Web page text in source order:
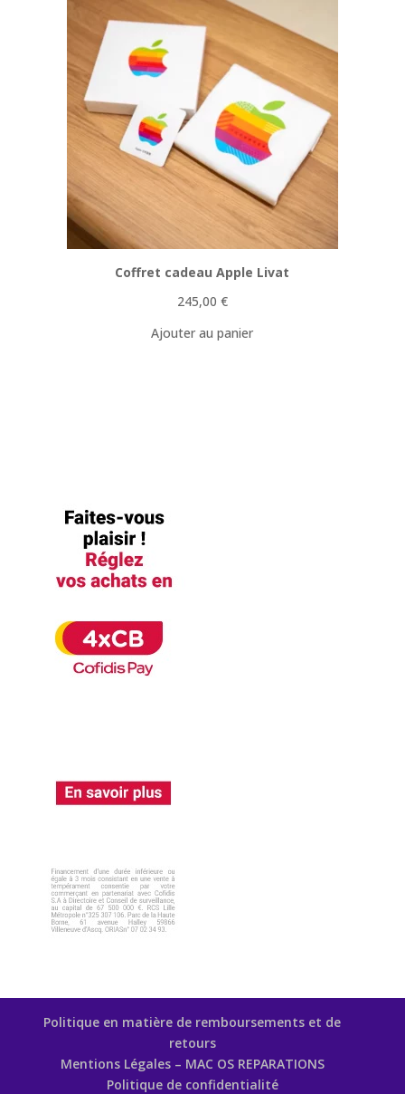
Coffret cadeau Apple Livat
245,00 €
Ajouter au panier
Politique en matière de remboursements et de
retours
Mentions Légales – MAC OS REPARATIONS
Politique de confidentialité